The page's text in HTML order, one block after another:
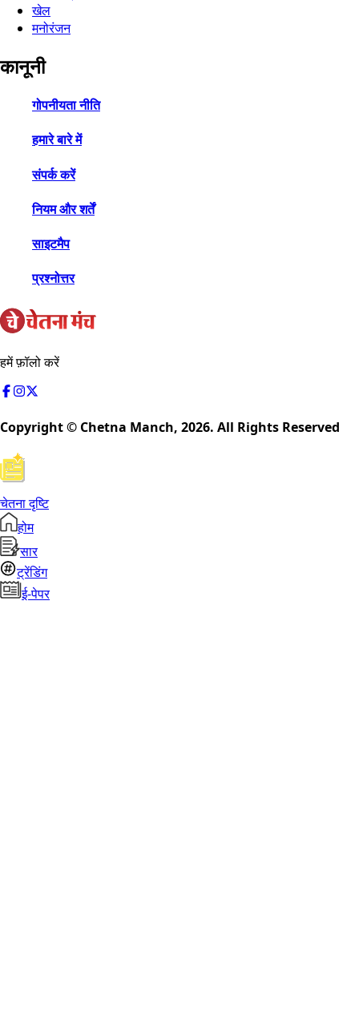
खेल
मनोरंजन
कानूनी
गोपनीयता नीति
हमारे बारे में
संपर्क करें
नियम और शर्तें
साइटमैप
प्रश्नोत्तर
हमें फ़ॉलो करें
Copyright © Chetna Manch, 2026. All Rights Reserved
चेतना दृष्टि
होम
सार
ट्रेंडिंग
ई-पेपर